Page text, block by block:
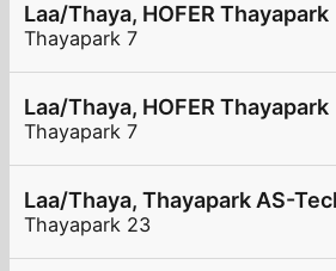
Laa/Thaya, HOFER Thayapark
Thayapark 7
Laa/Thaya, HOFER Thayapark
Thayapark 7
Laa/Thaya, Thayapark AS-
Thayapark 23